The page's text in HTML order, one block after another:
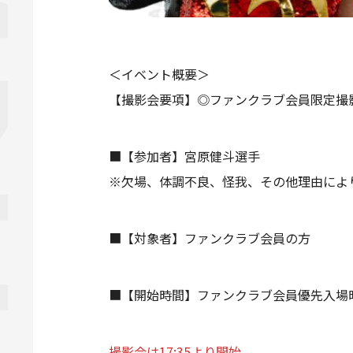
＜イベント概要＞
【撮影会要項】◎ファンクラブ会員限定撮
■【参加者】宮原健斗選手
※欠場、体調不良、怪我、その他理由に
■【対象者】ファンクラブ会員の方
■【開始時間】ファンクラブ会員優先入